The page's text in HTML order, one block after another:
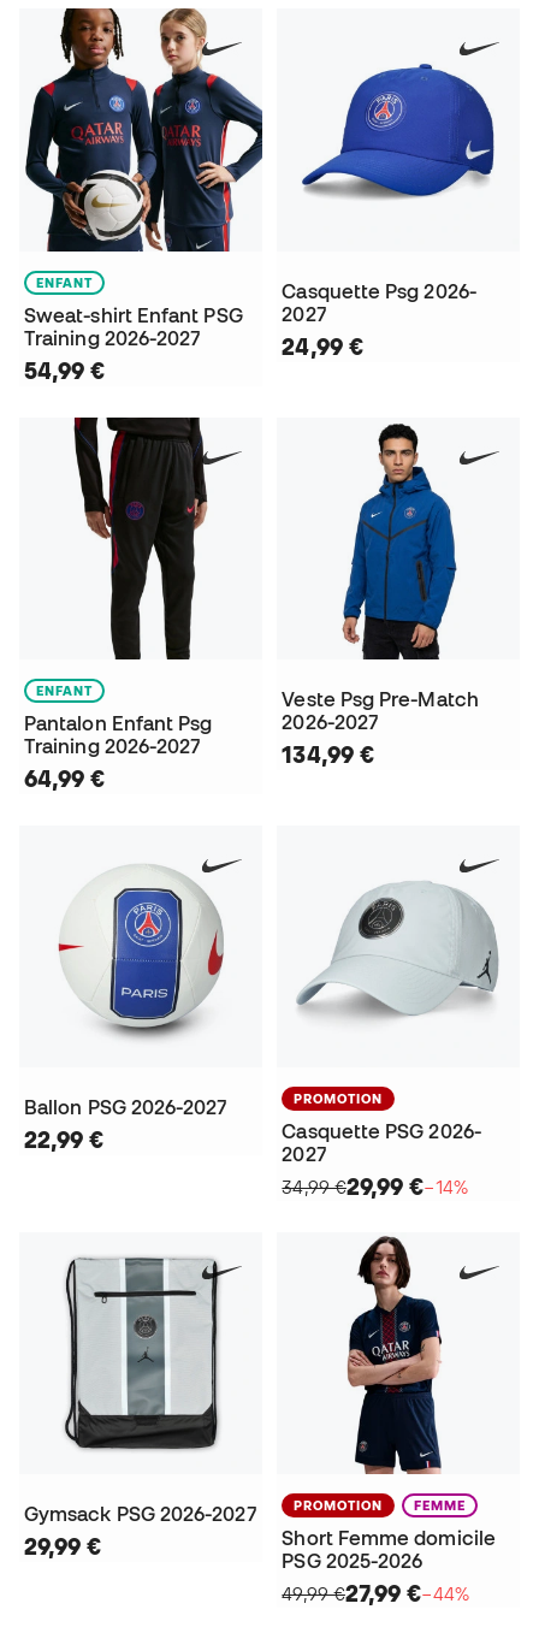
ENFANT
Sweat-shirt Enfant PSG
Training 2026-2027
54,99 €
Casquette Psg 2026-
2027
24,99 €
ENFANT
Pantalon Enfant Psg
Training 2026-2027
64,99 €
Veste Psg Pre-Match
2026-2027
134,99 €
Ballon PSG 2026-2027
22,99 €
PROMOTION
Casquette PSG 2026-
2027
34,99 €29,99 €−14%
Gymsack PSG 2026-2027
29,99 €
PROMOTION FEMME
Short Femme domicile
PSG 2025-2026
49,99 €27,99 €−44%